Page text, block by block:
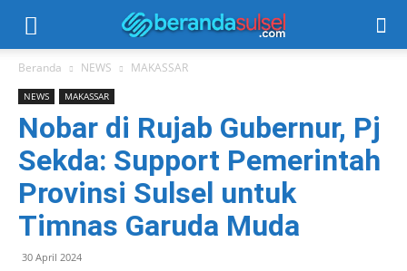
Beranda NEWS MAKASSAR
NEWS MAKASSAR
Nobar di Rujab Gubernur, Pj
Sekda: Support Pemerintah
Provinsi Sulsel untuk
Timnas Garuda Muda
30 April 2024